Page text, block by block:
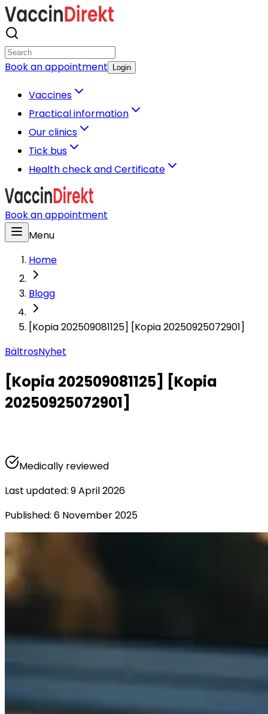
Book an appointment Login
Vaccines
Practical information
Our clinics
Tick bus
Health check and Certificate
Book an appointment
Menu
Home
Blogg
[Kopia 202509081125] [Kopia 20250925072901]
BältrosNyhet
[Kopia 202509081125] [Kopia
20250925072901]
Medically reviewed
Last updated: 9 April 2026
Published: 6 November 2025